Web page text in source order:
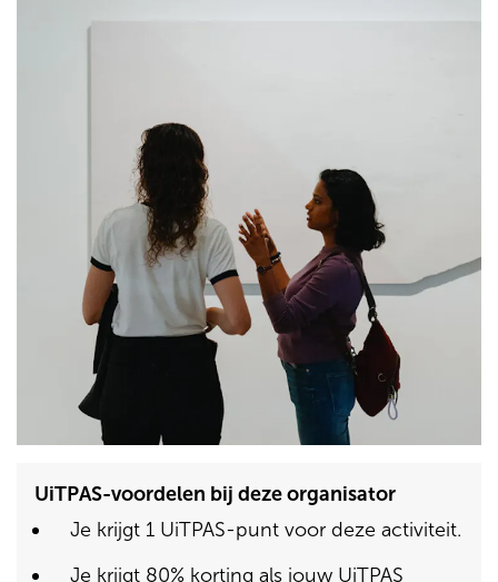
UiTPAS-voordelen bij deze organisator
Je krijgt 1 UiTPAS-punt voor deze activiteit.
Je krijgt 80% korting als jouw UiTPAS